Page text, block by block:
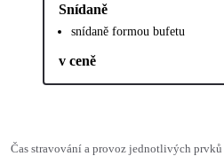
Snídaně
snídaně formou bufetu
v ceně
Čas stravování a provoz jednotlivých